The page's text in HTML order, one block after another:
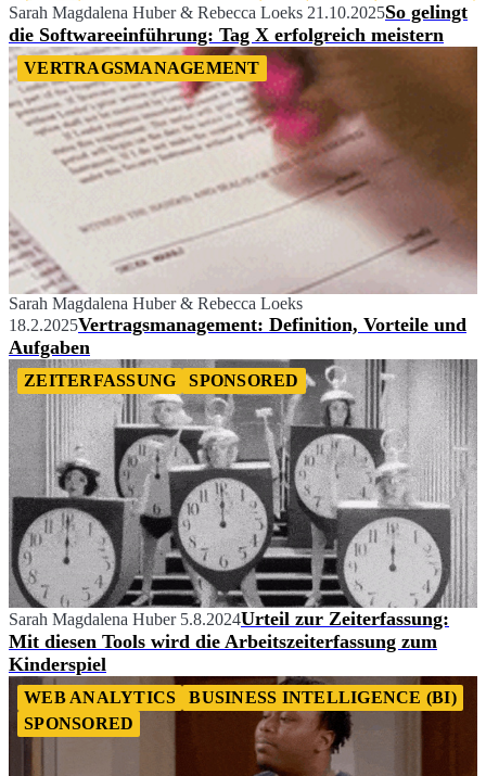
Sarah Magdalena Huber& Rebecca Loeks 21.10.2025So gelingt
die Softwareeinführung: Tag X erfolgreich meistern
VERTRAGSMANAGEMENT
Sarah Magdalena Huber& Rebecca Loeks
18.2.2025Vertragsmanagement: Definition, Vorteile und
Aufgaben
ZEITERFASSUNG SPONSORED
Sarah Magdalena Huber 5.8.2024Urteil zur Zeiterfassung:
Mit diesen Tools wird die Arbeitszeiterfassung zum
Kinderspiel
WEB ANALYTICS
BUSINESS INTELLIGENCE (BI)
SPONSORED